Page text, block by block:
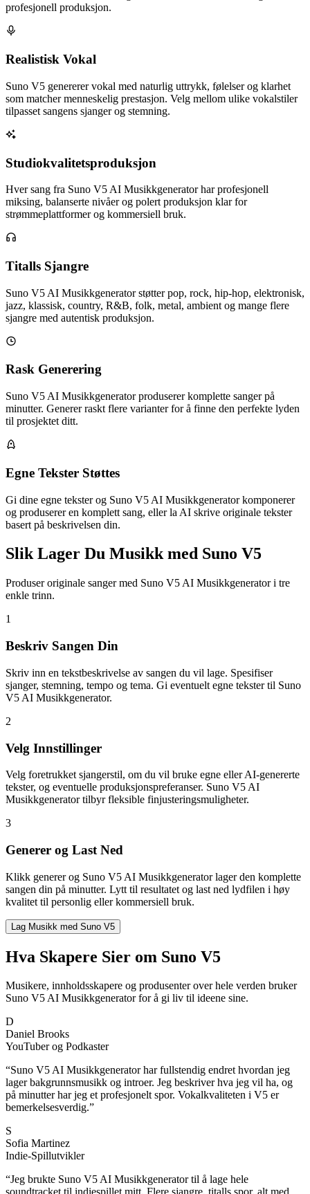
profesjonell produksjon.
Realistisk Vokal
Suno V5 genererer vokal med naturlig uttrykk, følelser og klarhet
som matcher menneskelig prestasjon. Velg mellom ulike vokalstiler
tilpasset sangens sjanger og stemning.
Studiokvalitetsproduksjon
Hver sang fra Suno V5 AI Musikkgenerator har profesjonell
miksing, balanserte nivåer og polert produksjon klar for
strømmeplattformer og kommersiell bruk.
Titalls Sjangre
Suno V5 AI Musikkgenerator støtter pop, rock, hip-hop, elektronisk,
jazz, klassisk, country, R&B, folk, metal, ambient og mange flere
sjangre med autentisk produksjon.
Rask Generering
Suno V5 AI Musikkgenerator produserer komplette sanger på
minutter. Generer raskt flere varianter for å finne den perfekte lyden
til prosjektet ditt.
Egne Tekster Støttes
Gi dine egne tekster og Suno V5 AI Musikkgenerator komponerer
og produserer en komplett sang, eller la AI skrive originale tekster
basert på beskrivelsen din.
Slik Lager Du Musikk med Suno V5
Produser originale sanger med Suno V5 AI Musikkgenerator i tre
enkle trinn.
1
Beskriv Sangen Din
Skriv inn en tekstbeskrivelse av sangen du vil lage. Spesifiser
sjanger, stemning, tempo og tema. Gi eventuelt egne tekster til Suno
V5 AI Musikkgenerator.
2
Velg Innstillinger
Velg foretrukket sjangerstil, om du vil bruke egne eller AI-genererte
tekster, og eventuelle produksjonspreferanser. Suno V5 AI
Musikkgenerator tilbyr fleksible finjusteringsmuligheter.
3
Generer og Last Ned
Klikk generer og Suno V5 AI Musikkgenerator lager den komplette
sangen din på minutter. Lytt til resultatet og last ned lydfilen i høy
kvalitet til personlig eller kommersiell bruk.
Lag Musikk med Suno V5
Hva Skapere Sier om Suno V5
Musikere, innholdsskapere og produsenter over hele verden bruker
Suno V5 AI Musikkgenerator for å gi liv til ideene sine.
D
Daniel Brooks
YouTuber og Podkaster
“Suno V5 AI Musikkgenerator har fullstendig endret hvordan jeg
lager bakgrunnsmusikk og introer. Jeg beskriver hva jeg vil ha, og
på minutter har jeg et profesjonelt spor. Vokalkvaliteten i V5 er
bemerkelsesverdig.”
S
Sofia Martinez
Indie-Spillutvikler
“Jeg brukte Suno V5 AI Musikkgenerator til å lage hele